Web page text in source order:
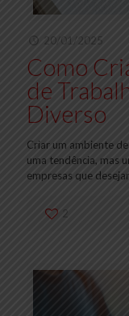
20/01/2025
Como
de
Diverso
Criar um ambiente
uma tendência, mas
empresas que
2